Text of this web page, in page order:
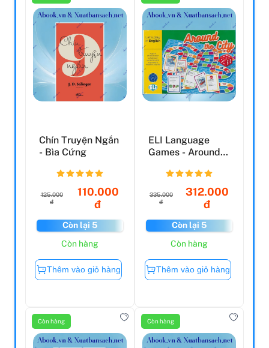
Chín Truyện Ngắn
- Bìa Cứng
125.000
đ
110.000
đ
Còn lại 5
Còn hàng
Thêm vào giỏ hàng
ELI Language
Games - Around
335.000
đ
312.000
đ
Còn lại 5
Còn hàng
Thêm vào giỏ hàng
Còn hàng Còn hàng